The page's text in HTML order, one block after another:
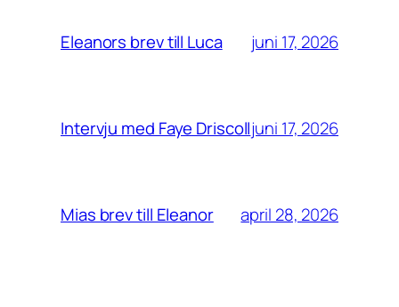
Eleanors brev till Luca juni 17, 2026
Intervju med Faye Driscolljuni 17, 2026
Mias brev till Eleanor april 28, 2026